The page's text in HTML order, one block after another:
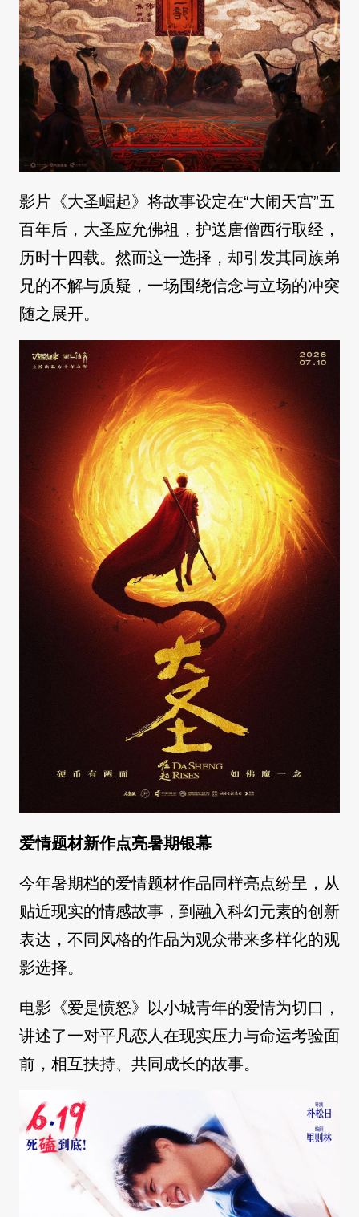
影片《大圣崛起》将故事设定在“大闹天宫”五
百年后，大圣应允佛祖，护送唐僧西行取经，
历时十四载。然而这一选择，却引发其同族弟
兄的不解与质疑，一场围绕信念与立场的冲突
随之展开。
爱情题材新作点亮暑期银幕
今年暑期档的爱情题材作品同样亮点纷呈，从
贴近现实的情感故事，到融入科幻元素的创新
表达，不同风格的作品为观众带来多样化的观
影选择。
电影《爱是愤怒》以小城青年的爱情为切口，
讲述了一对平凡恋人在现实压力与命运考验面
前，相互扶持、共同成长的故事。